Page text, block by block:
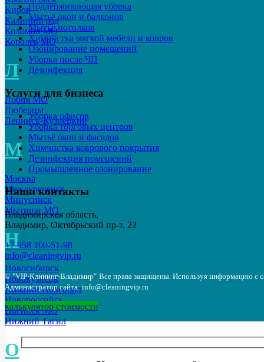
Киров
Калининград
Коломна МО
Королев МО
Л
Лобня МО
Люберцы
Ленинск-Кузнецкий
М
Москва
Междуреченск
Минусинск
Мытищи МО
Н
Новосибирск
Новокузнецк
Нижний Новгород
Новороссийск
Ногинск МО
Нижний Тагил
О
Поддерживающая уборка
Мытьё окон и балконов
Мытье потолков
Химчистка мягкой мебели и ковров
Озонирование помещений
Уборка после ЧП
Дезинфекция
Услуги для бизнеса
Уборка офисов
Уборка торговых центров
Мытьё окон и фасадов
Химчистка коврового покрытия
Дезинфекция помещений
Промышленное озонирование
Наши контакты
Владимирская область,
Владимир, Октябрьский пр-т, 22
+7 958 100-51-98
info@cleaningvip.ru
© "VIP-Клининг-Владимир" Все права защищены. Используя информацию с
Администратор сайта: info@cleaningvip.ru
калькулятор стоимости